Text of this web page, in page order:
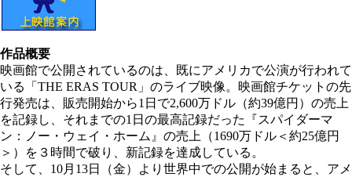
作品概要
映画館で公開されているのは、既にアメリカで公演が行われて
いる「THE ERAS TOUR」のライブ映像。映画館チケットの先
行発売は、販売開始から1日で2,600万ドル（約39億円）の売上
を記録し、それまでの1日の最高記録だった『スパイダーマ
ン：ノー・ウェイ・ホーム』の売上（1690万ドル＜約25億円
＞）を３時間で破り、新記録を達成している。
そして、10月13日（金）より世界中での公開が始まると、アメ